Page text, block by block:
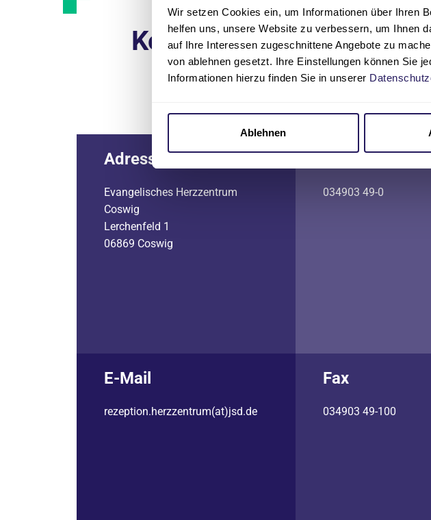
Wir setzen Cookies ein, um Informationen über Ihren
helfen uns, unsere Website zu verbessern, um Ihnen
auf Ihre Interessen zugeschnittene Angebote zu
von ablehnen gesetzt. Ihre Einstellungen können Sie
Informationen hierzu finden Sie in unserer
Ablehnen
Kontakt
Adresse
Evangelisches Herzzentrum
Coswig
Lerchenfeld 1
06869 Coswig
Telefon
034903 49-0
E-Mail
rezeption.herzzentrum(at)jsd.de
Fax
034903 49-100